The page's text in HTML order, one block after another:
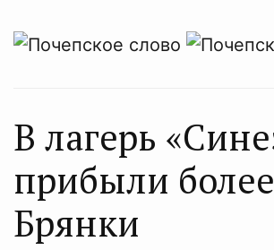
В лагерь
прибыли
Брянки